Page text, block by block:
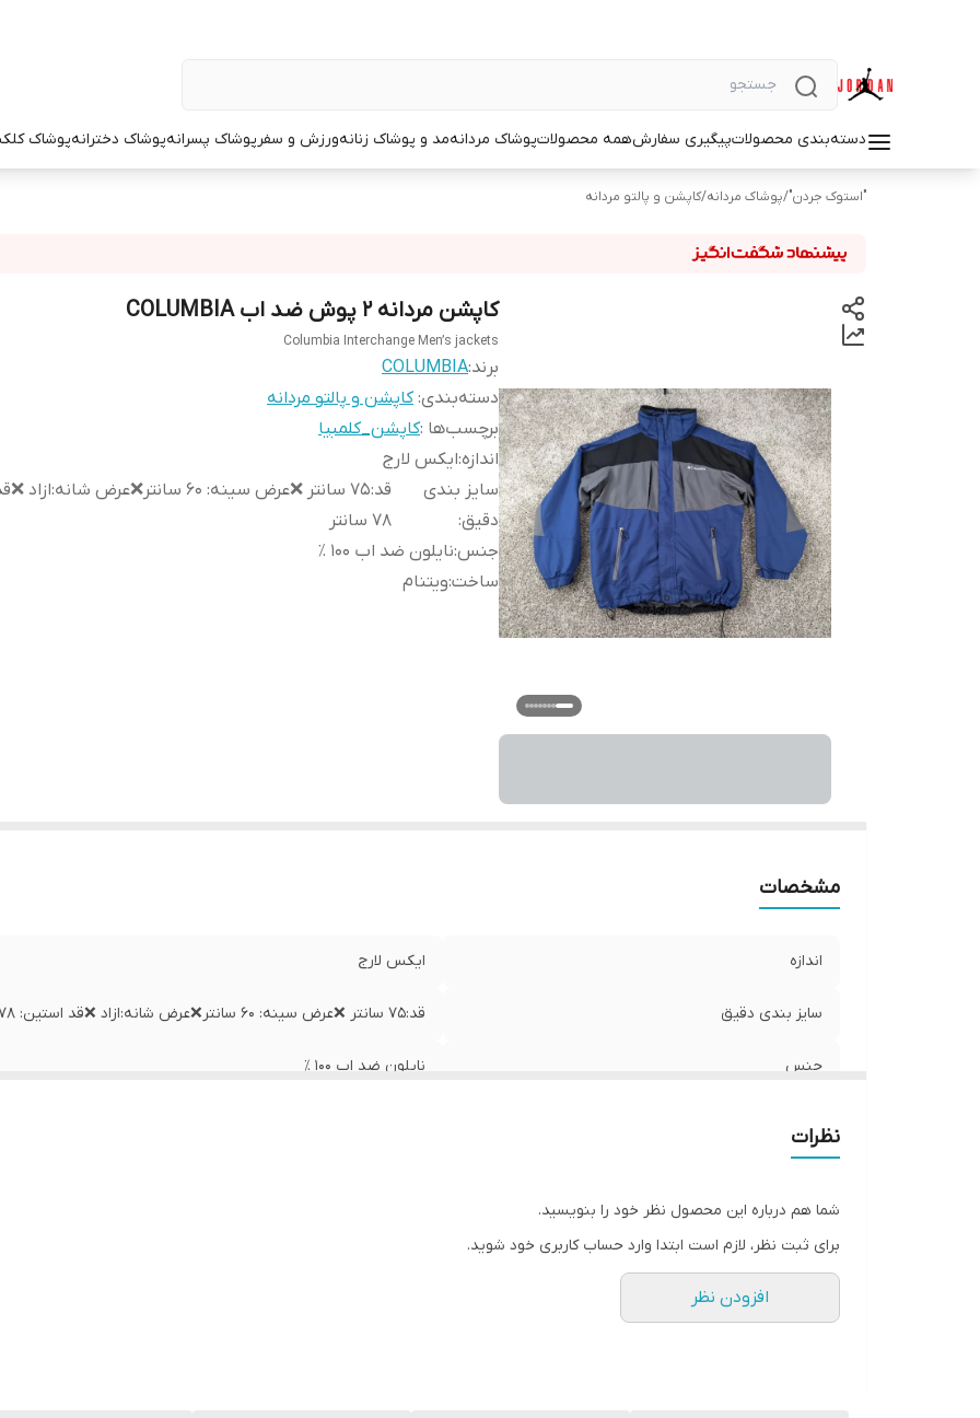
دسته‌بندی محصولاتپیگیری سفارشهمه محصولاتپوشاک مردانهمد و پوشاک زنانهورزش و سفرپوشاک پسرانهپوشاک دخترانهپوشاک
"استوک جردن"/پوشاک مردانه/کاپشن و پالتو مردانه
کاپشن مردانه ۲ پوش ضد اب COLUMBIA
Columbia Interchange Men’s jackets
برند:COLUMBIA
دسته‌بندی:کاپشن و پالتو مردانه
برچسب‌ها :کاپشن_کلمبیا
اندازه:ایکس لارج
سایز بندی
دقیق:
قد:۷۵ سانتر ❌عرض سینه: ۶۰ سانتر❌عرض
۷۸ سانتر
جنس:نایلون ضد اب ۱۰۰ ٪
ساخت:ویتنام
مشخصات
اندازه ایکس لارج
سایز بندی دقیق قد:۷۵ سانتر ❌عرض سینه: ۶۰ سانتر❌عرض شانه:ازاد ❌قد استین: ۷۸ سانتر
جنس نایلون ضد اب ۱۰۰ ٪
نظرات
شما هم درباره این محصول نظر خود را بنویسید.
برای ثبت نظر، لازم است ابتدا وارد حساب کاربری خود شوید.
افزودن نظر